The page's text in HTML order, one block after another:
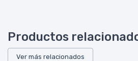
Productos
Ver más relacionados